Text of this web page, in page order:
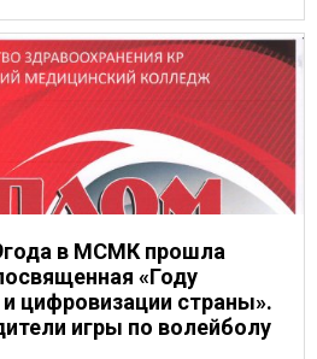
в МСМК прошла
«Году
и цифровизации страны».
игры по волейболу